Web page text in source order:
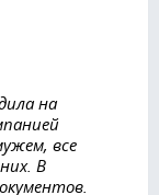
на
все
В